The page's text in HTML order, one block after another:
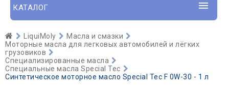
КАТАЛОГ
LiquiMoly
Масла и смазки
Моторные масла для легковых автомобилей и лёгких
грузовиков
Специализированные масла
Специальные масла Special Tec
Синтетическое моторное масло Special Tec F 0W-30 - 1 л